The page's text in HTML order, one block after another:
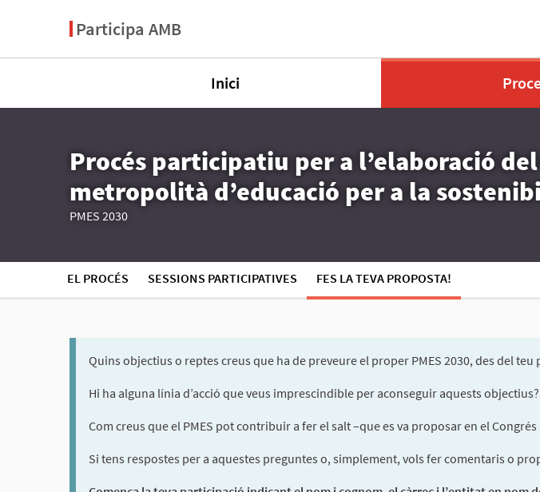
Participa AMB
Inici
Procés participatiu per a l’elaboració
metropolità d’educació per a la
PMES 2030
EL PROCÉS SESSIONS PARTICIPATIVES FES LA TEVA PROPOSTA!
Quins objectius o reptes creus que ha de preveure el proper PMES 2030, des del
Hi ha alguna línia d’acció que veus imprescindible per aconseguir aquests objectius?
Com creus que el PMES pot contribuir a fer el salt –que es va proposar en el
Si tens respostes per a aquestes preguntes o, simplement, vols fer comentaris o